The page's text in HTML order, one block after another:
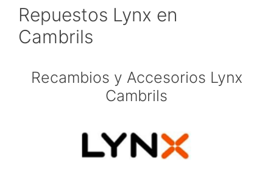
Repuestos Lynx en
Cambrils
Recambios y Accesorios Lynx
Cambrils